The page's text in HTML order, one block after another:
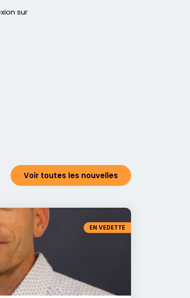
sur
Voir toutes les nouvelles
EN VEDETTE